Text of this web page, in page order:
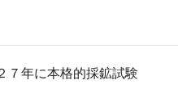
７年に本格的採鉱試験